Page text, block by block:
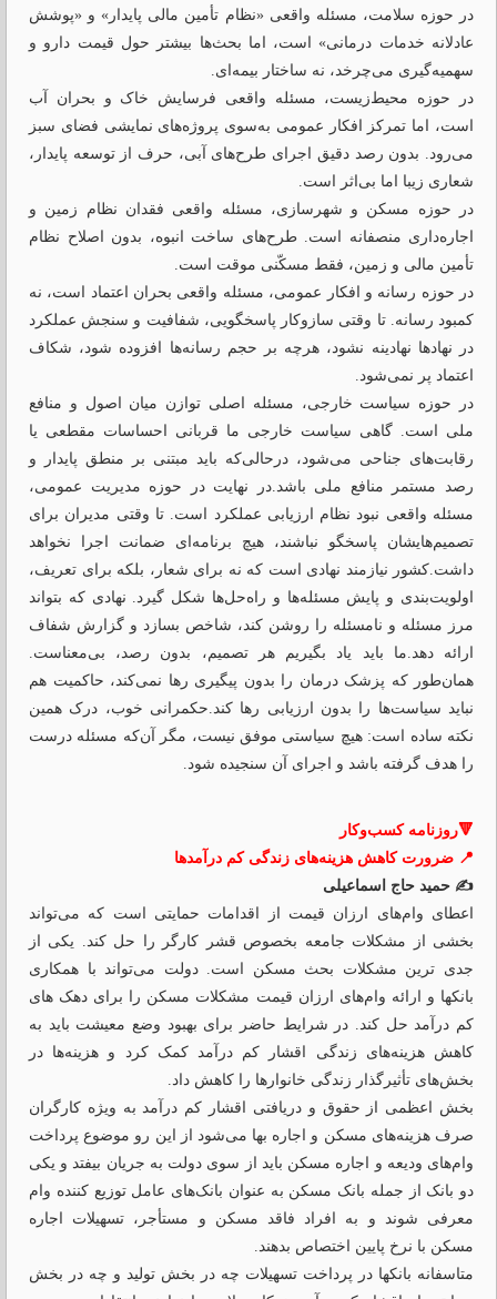
در حوزه سلامت، مسئله واقعی «نظام تأمین مالی پایدار» و «پوشش
عادلانه خدمات درمانی» است، اما بحث‌ها بیشتر حول قیمت دارو و
سهمیه‌گیری می‌چرخد، نه ساختار بیمه‌ای.
در حوزه محیط‌زیست، مسئله واقعی فرسایش خاک و بحران آب
است، اما تمرکز افکار عمومی به‌سوی پروژه‌های نمایشی فضای سبز
می‌رود. بدون رصد دقیق اجرای طرح‌های آبی، حرف از توسعه پایدار،
شعاری زیبا اما بی‌اثر است.
در حوزه مسکن و شهرسازی، مسئله واقعی فقدان نظام زمین و
اجاره‌داری منصفانه است. طرح‌های ساخت انبوه، بدون اصلاح نظام
تأمین مالی و زمین، فقط مسکّنی موقت است.
در حوزه رسانه و افکار عمومی، مسئله واقعی بحران اعتماد است، نه
کمبود رسانه. تا وقتی سازوکار پاسخگویی، شفافیت و سنجش عملکرد
در نهادها نهادینه نشود، هرچه بر حجم رسانه‌ها افزوده شود، شکاف
اعتماد پر نمی‌شود.
در حوزه سیاست خارجی، مسئله اصلی توازن میان اصول و منافع
ملی است. گاهی سیاست خارجی ما قربانی احساسات مقطعی یا
رقابت‌های جناحی می‌شود، درحالی‌که باید مبتنی بر منطق پایدار و
رصد مستمر منافع ملی باشد.در نهایت در حوزه مدیریت عمومی،
مسئله واقعی نبود نظام ارزیابی عملکرد است. تا وقتی مدیران برای
تصمیم‌هایشان پاسخگو نباشند، هیچ برنامه‌ای ضمانت اجرا نخواهد
داشت.کشور نیازمند نهادی است که نه برای شعار، بلکه برای تعریف،
اولویت‌بندی و پایش مسئله‌ها و راه‌حل‌ها شکل گیرد. نهادی که بتواند
مرز مسئله و نامسئله را روشن کند، شاخص بسازد و گزارش شفاف
ارائه دهد.ما باید یاد بگیریم هر تصمیم، بدون رصد، بی‌معناست.
همان‌طور که پزشک درمان را بدون پیگیری رها نمی‌کند، حاکمیت هم
نباید سیاست‌ها را بدون ارزیابی رها کند.حکمرانی خوب، درک همین
نکته ساده است: هیچ سیاستی موفق نیست، مگر آن‌که مسئله درست
را هدف گرفته باشد و اجرای آن سنجیده شود.
🔻روزنامه کسب‌وکار
📍 ضرورت کاهش هزینه‌های زندگی کم درآمدها
✍️ حمید حاج اسماعیلی
اعطای وام‌های ارزان قیمت از اقدامات حمایتی است که می‌تواند
بخشی از مشکلات جامعه بخصوص قشر کارگر را حل کند. یکی از
جدی ترین مشکلات بحث مسکن است. دولت می‌تواند با همکاری
بانکها و ارائه وام‌های ارزان قیمت مشکلات مسکن را برای دهک های
کم درآمد حل کند. در شرایط حاضر برای بهبود وضع معیشت باید به
کاهش هزینه‌های زندگی اقشار کم درآمد کمک کرد و هزینه‌ها در
بخش‌های تأثیرگذار زندگی خانوارها را کاهش داد.
بخش اعظمی از حقوق و دریافتی اقشار کم درآمد به ویژه کارگران
صرف هزینه‌های مسکن و اجاره بها می‌شود از این رو موضوع پرداخت
وام‌های ودیعه و اجاره مسکن باید از سوی دولت به جریان بیفتد و یکی
دو بانک از جمله بانک مسکن به عنوان بانک‌های عامل توزیع کننده وام
معرفی شوند و به افراد فاقد مسکن و مستأجر، تسهیلات اجاره
مسکن با نرخ پایین اختصاص بدهند.
متاسفانه بانکها در پرداخت تسهیلات چه در بخش تولید و چه در بخش